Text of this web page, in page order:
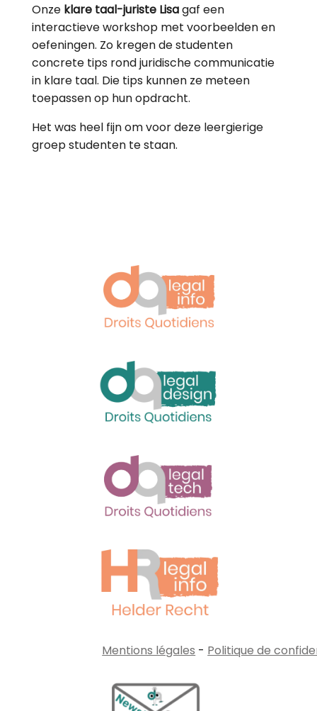
Onze klare taal-juriste Lisagaf een
interactieve workshop met voorbeelden en
oefeningen. Zo kregen de studenten
concrete tips rond juridische communicatie
in klare taal. Die tips kunnen ze meteen
toepassen op hun opdracht.
Het was heel fijn om voor deze leergierige
groep studenten te staan.
Mentions légales - Politique de